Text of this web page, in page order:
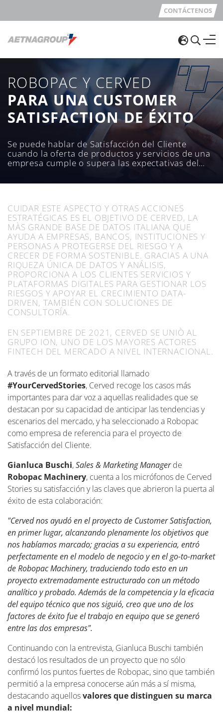
CONTÁCTENOS
ROBOPAC Y CERVED
PARA UNA CUSTOMER
SATISFACTION DE ÉXITO
Se puede hablar de Satisfacción del Cliente
cuando la oferta de productos y servicios de una
empresa cumple o supera las expectativas del
CUIDAR ESTE ASPECTO Y OTRAS ACCIONES
ESTRATÉGICAS ES EL OBJETIVO DE CERVED, LA
MÀS GRANDE BASE DE DATOS ITALIANA QUE
AYUDA A EMPRESAS, BANCOS, INSTITUCIONES Y
PERSONAS A PROTEGERSE DEL RIESGO Y A
CRECER DE FORMA SOSTENIBLE. GRACIAS A UNA
RIQUEZA ÚNICA DE DATOS Y ANÁLISIS,
PROPORCIONA A LOS CLIENTES SERVICIOS Y
PLATAFORMAS DIGITALES PARA GESTIONAR LOS
RIESGOS Y APOYAR EL CRECIMIENTO DATA-
DRIVEN, TAMBIÉN CON SOLUCIONES DE
CONSULTORÍA.
EN SEPTIEMBRE DE 2021, CERVED SE UNIÒ AL
GRUPO ION, UNO DE LOS MAYORES ACTORES
FINTECH DEL MERCADO A NIVEL INTERNACIONAL.
A través de un formato editorial llamado
#YourCervedStories, Cerved recoge los casos más
importantes para dar voz a aquellas realidades que se
destacan por su capacidad de anticipar las tendencias y
escenarios del mercado, y ha seleccionado a Robopac
como empresa de referencia para el proyecto de
Satisfacción del Cliente.
Gianluca Buschi,Sales & Marketing Managerde
Robopac Machinery, cuenta a los micrófonos de Cerved
Stories su satisfacción y las claves que abrieron la puerta al
éxito de esta colaboración:
"Cerved nos ayudó en el proyecto de Customer Satisfaction,
en primer lugar, alcanzando plenamente los objetivos que
nos habíamos marcado; gracias a su experiencia, entró
perfectamente en el modelo de negocio y en el go-to-market
de Robopac Machinery, traduciendo todo esto en un
proyecto extremadamente estructurado con un método
analítico y probado. Además de la competencia y la eficacia
del equipo técnico que nos siguió, creo que uno de los
factores de éxito fue el trabajo en equipo que se generó
entre las dos empresas".
Continuando con la entrevista, Gianluca Buschi también
destacó los resultados de un proyecto que no sólo
confirmó los puntos fuertes de Robopac, sino que también
permitió a la empresa conocerse aún más a sí misma,
destacando aquellosvalores que distinguen su marca
a nivel mundial: